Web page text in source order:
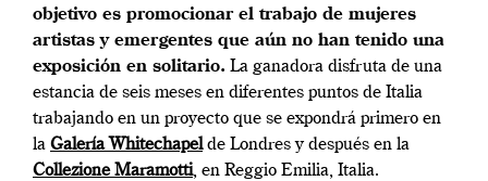
objetivo es promocionar el trabajo de mujeres
artistas y emergentes que aún no han tenido una
exposición en solitario. La ganadora disfruta de una
estancia de seis meses en diferentes puntos de Italia
trabajando en un proyecto que se expondrá primero en
la Galería Whitechapelde Londres y después en la
Collezione Maramotti, en Reggio Emilia, Italia.